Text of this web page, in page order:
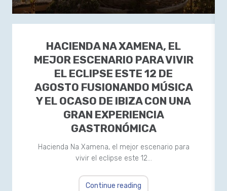
HACIENDA NA XAMENA, EL
MEJOR ESCENARIO PARA VIVIR
EL ECLIPSE ESTE 12 DE
AGOSTO FUSIONANDO MÚSICA
Y EL OCASO DE IBIZA CON UNA
GRAN EXPERIENCIA
GASTRONÓMICA
Hacienda Na Xamena, el mejor escenario para
vivir el eclipse este 12…
Continue reading